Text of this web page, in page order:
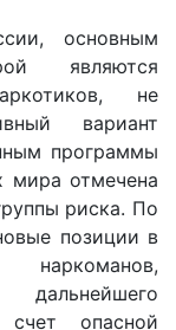
основным
являются
не
вариант
программы
отмечена
риска. По
позиции в
счет опасной